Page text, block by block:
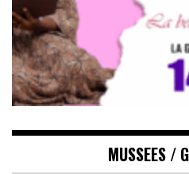
MUSSEES /